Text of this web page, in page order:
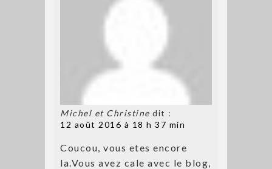
Michel et Christine dit :
12 août 2016 à 18 h 37 min
Coucou, vous etes encore
la.Vous avez cale avec le blog,